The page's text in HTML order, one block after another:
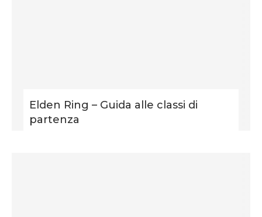
Elden Ring – Guida alle classi di
partenza